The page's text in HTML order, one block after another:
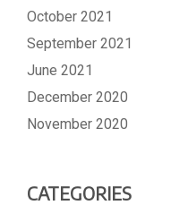
October 2021
September 2021
June 2021
December 2020
November 2020
CATEGORIES